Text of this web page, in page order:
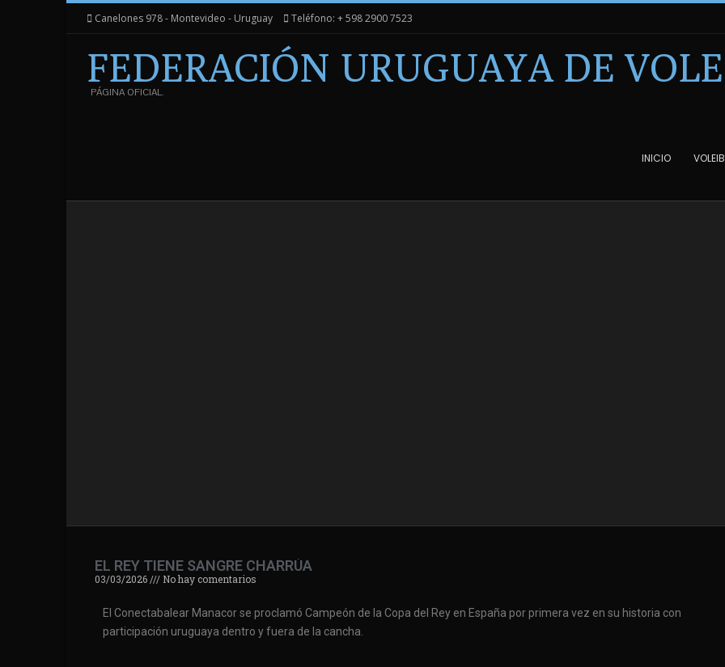
Canelones 978 - Montevideo - Uruguay Teléfono: + 598 2900 7523
FEDERACIÓN URUGUAYA DE
PÁGINA OFICIAL.
INICIO
EL REY TIENE SANGRE CHARRÚA
03/03/2026 No hay comentarios
El Conectabalear Manacor se proclamó Campeón de la Copa del Rey en España por primera vez en su historia con
participación uruguaya dentro y fuera de la cancha.